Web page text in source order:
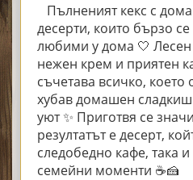
Пълненият кекс с
десерти, които бързо
любими у дома 🤍 Лесен
нежен крем и приятен
съчетава всичко, което
хубав домашен
уют ✨ Приготвя се
резултатът е десерт,
следобедно кафе, така
семейни моменти ☕🍰